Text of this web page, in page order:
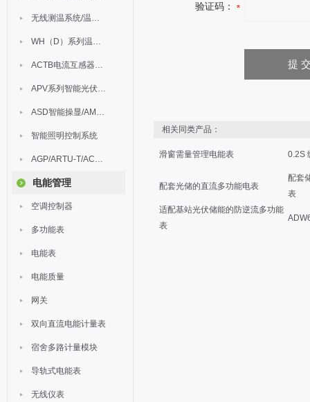
无线测温系统/温度巡检
WH（D）系列温湿度控制器
ACTB电流互感器过电压保护器
APV系列智能光伏汇流箱
ASD智能操显/AM中压保护
智能照明控制系统
AGP/ARTU-T/ACM/ADDC
电能管理
空调控制器
多功能表
电能表
电能质量
网关
双向直流电能计量表
宿舍多路计量模块
导轨式电能表
无线仪表
验证码：
相关同类产品：
滑窗需量管理电能表 0.2S
配套光储的直流多功能电表
配套
表
适配基站光伏储能的防逆流多功能
表